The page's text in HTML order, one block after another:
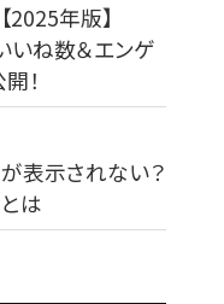
2025年版】
ね数＆エンゲ
！
表示されない？
は